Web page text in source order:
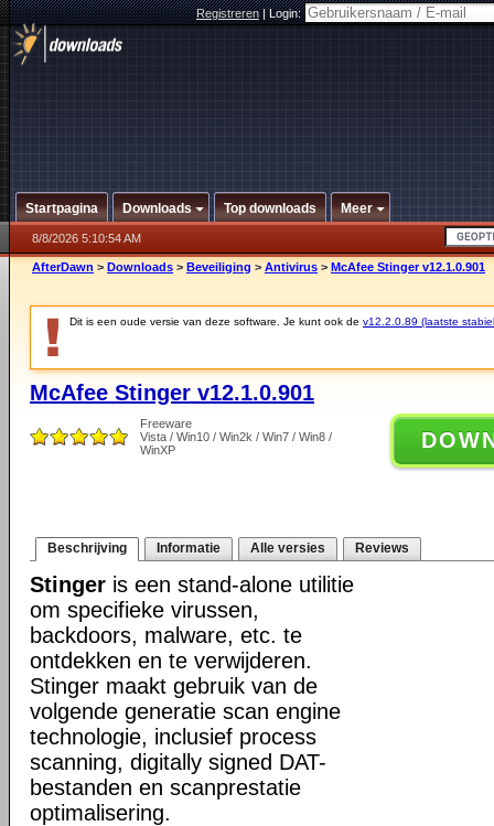
Registreren|Login:
Startpagina Downloads Top downloads Meer
8/8/2026 5:10:54 AM
AfterDawn > Downloads > Beveiliging > Antivirus > McAfee Stinger v12.1.0.901
Dit is een oude versie van deze software. Je kunt ook de v12.2.0.89 (laatste
McAfee Stinger v12.1.0.901
Freeware
Vista / Win10 / Win2k / Win7 / Win8 /
WinXP
Beschrijving Informatie Alle versies Reviews
Stinger is een stand-alone utilitie
om specifieke virussen,
backdoors, malware, etc. te
ontdekken en te verwijderen.
Stinger maakt gebruik van de
volgende generatie scan engine
technologie, inclusief process
scanning, digitally signed DAT-
bestanden en scanprestatie
optimalisering.